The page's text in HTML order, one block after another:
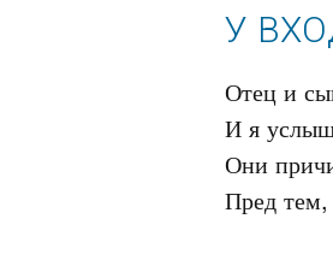
У
Отец и
И я
Они